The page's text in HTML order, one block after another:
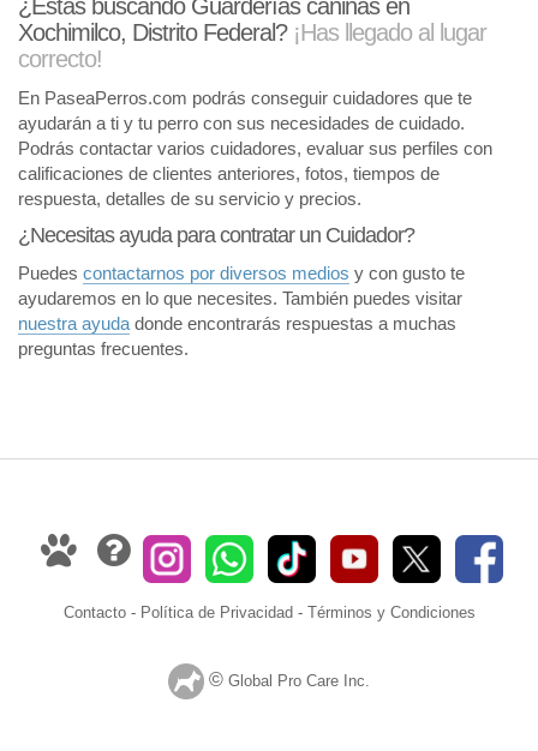
¿Estás buscando Guarderías caninas en
Xochimilco, Distrito Federal? ¡Has llegado al lugar
correcto!
En PaseaPerros.com podrás conseguir cuidadores que te
ayudarán a ti y tu perro con sus necesidades de cuidado.
Podrás contactar varios cuidadores, evaluar sus perfiles con
calificaciones de clientes anteriores, fotos, tiempos de
respuesta, detalles de su servicio y precios.
¿Necesitas ayuda para contratar un Cuidador?
Puedes contactarnos por diversos medios y con gusto te
ayudaremos en lo que necesites. También puedes visitar
nuestra ayuda donde encontrarás respuestas a muchas
preguntas frecuentes.
Contacto- Política de Privacidad - Términos y Condiciones
© Global Pro Care Inc.